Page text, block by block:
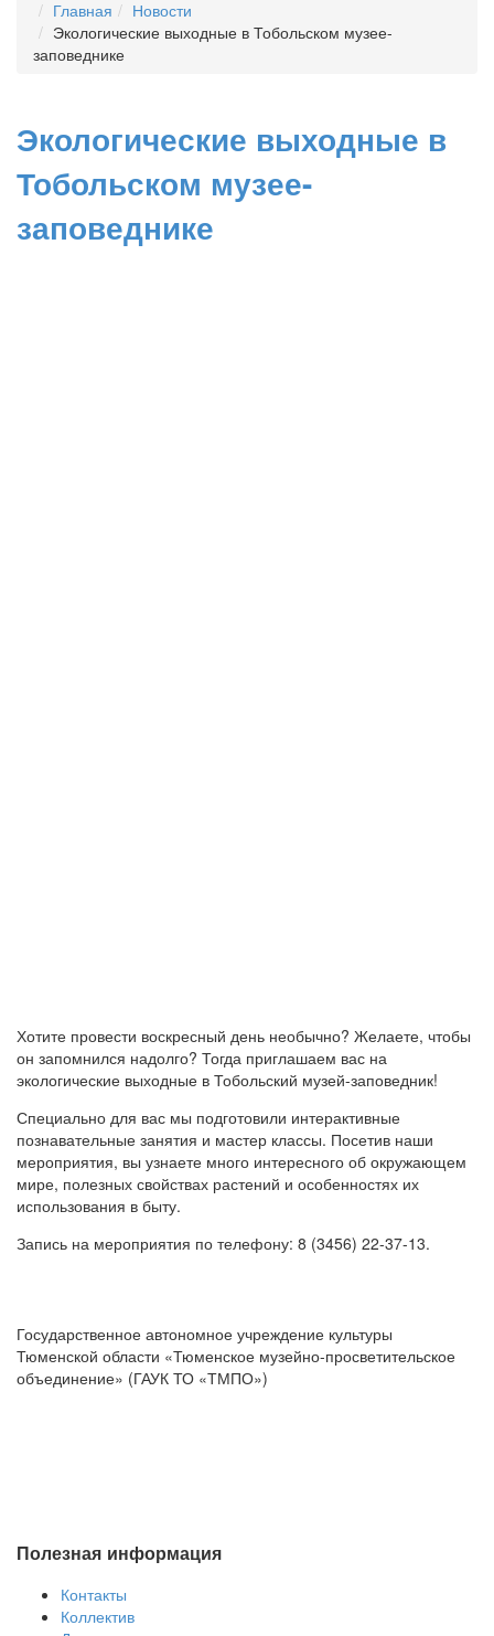
Главная
Новости
Экологические выходные в Тобольском музее-
заповеднике
Экологические выходные в
Тобольском музее-
заповеднике
Хотите провести воскресный день необычно? Желаете, чтобы
он запомнился надолго? Тогда приглашаем вас на
экологические выходные в Тобольский музей-заповедник!
Специально для вас мы подготовили интерактивные
познавательные занятия и мастер классы. Посетив наши
мероприятия, вы узнаете много интересного об окружающем
мире, полезных свойствах растений и особенностях их
использования в быту.
Запись на мероприятия по телефону: 8 (3456) 22-37-13.
Государственное автономное учреждение культуры
Тюменской области «Тюменское музейно-просветительское
объединение» (ГАУК ТО «ТМПО»)
Полезная информация
Контакты
Коллектив